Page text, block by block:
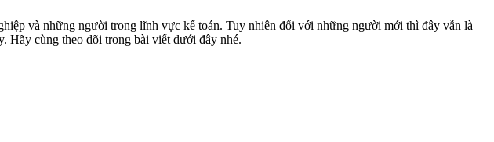
và những người trong lĩnh vực kế toán. Tuy nhiên đối với những người mới thì đây vẫn là
Hãy cùng theo dõi trong bài viết dưới đây nhé.